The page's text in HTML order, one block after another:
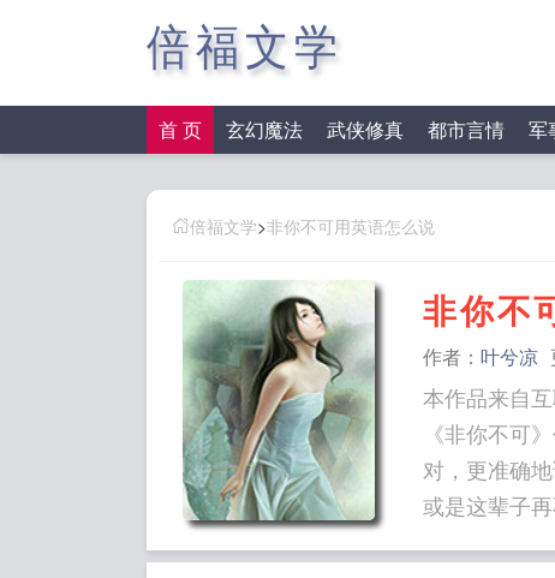
倍福文学
首 页 玄幻魔法 武侠修真 都市言情 军
倍福文学>非你不可用英语怎么说
非你不
作者： 叶兮凉
本作品来自
《非你不可
对，更准确
或是这辈子